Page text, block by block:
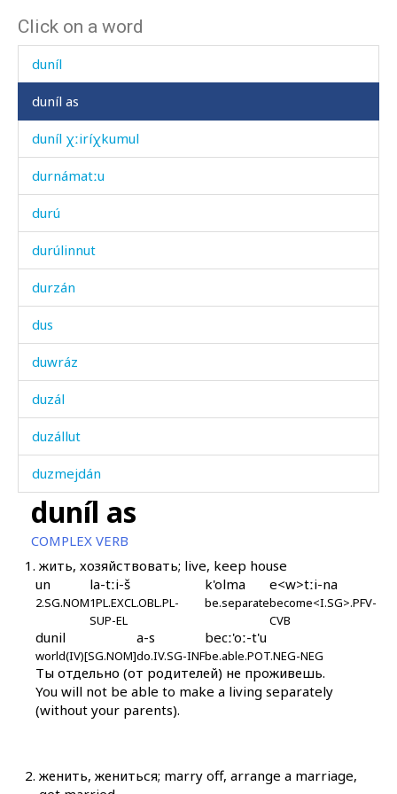
Click on a word
dunáːla
duníl
duníl as
duníl χːiríχkumul
durnámatːu
durú
durúlinnut
durzán
dus
duwráz
duzál
duzállut
duzmejdán
dušmán
dušmánkul
duɬːúr
duʕí abas
duʕí-daʕbá
duˤhúˤni
duníl as
COMPLEX VERB
1. жить, хозяйствовать; live, keep house
un
2.SG.NOM
la-tːi-š
1PL.EXCL.OBL.PL-
SUP-EL
k'olma
be.separate
e<w>tːi-na
become<I.SG>.PFV-
CVB
dunil
world(IV)[SG.NOM]
a-s
do.IV.SG-INF
becː'oː-t'u
be.able.POT.NEG-NEG
Ты отдельно (от родителей) не проживешь.
You will not be able to make a living separately
(without your parents).
2. женить, жениться; marry off, arrange a marriage,